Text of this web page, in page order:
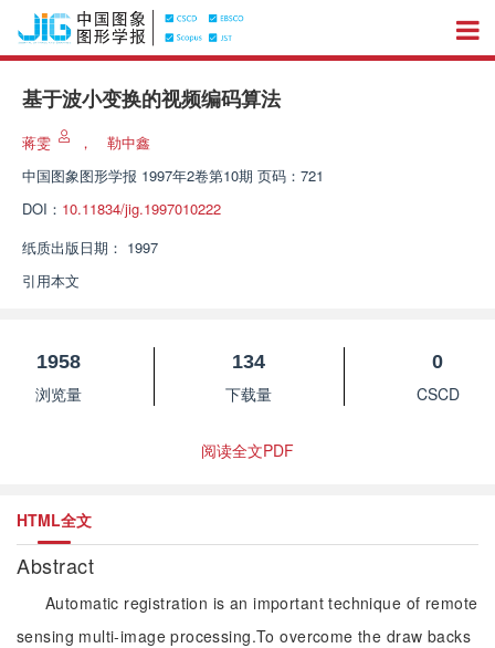
基于波小变换的视频编码算法
蒋雯 ，
勒中鑫
中国图象图形学报 1997年2卷第10期 页码：721
DOI： 10.11834/jig.1997010222
纸质出版日期： 1997
引用本文
1958
浏览量
134
下载量
0
CSCD
阅读全文PDF
HTML全文
Abstract
Automatic registration is an important technique of remote
sensing multi-image processing.To overcome the draw backs